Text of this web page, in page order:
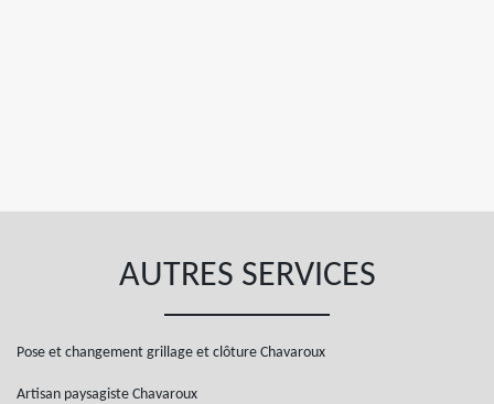
AUTRES SERVICES
Pose et changement grillage et clôture Chavaroux
Artisan paysagiste Chavaroux